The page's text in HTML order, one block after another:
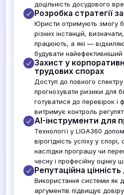
доцільність досудового
Розробка стратегії
Юристи отримують змогу
різних інстанцій,
працюють, а які —
будувати найефективніший
Захист у
трудових спорах
Доступ до повного
прогнозувати ризики для
готуватися до перевірок
витримує контроль
AI-інструменти для
Технології у LIGA360
вірогідність успіху у
наслідки програшу чи
чесну і професійну оцінку
Репутаційна
Використання системи як
аргументів підвищує